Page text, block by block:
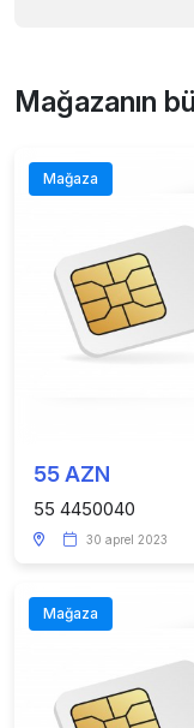
Mağazanın
Mağaza
55 AZN
55 4450040
30 aprel 2023
Mağaza